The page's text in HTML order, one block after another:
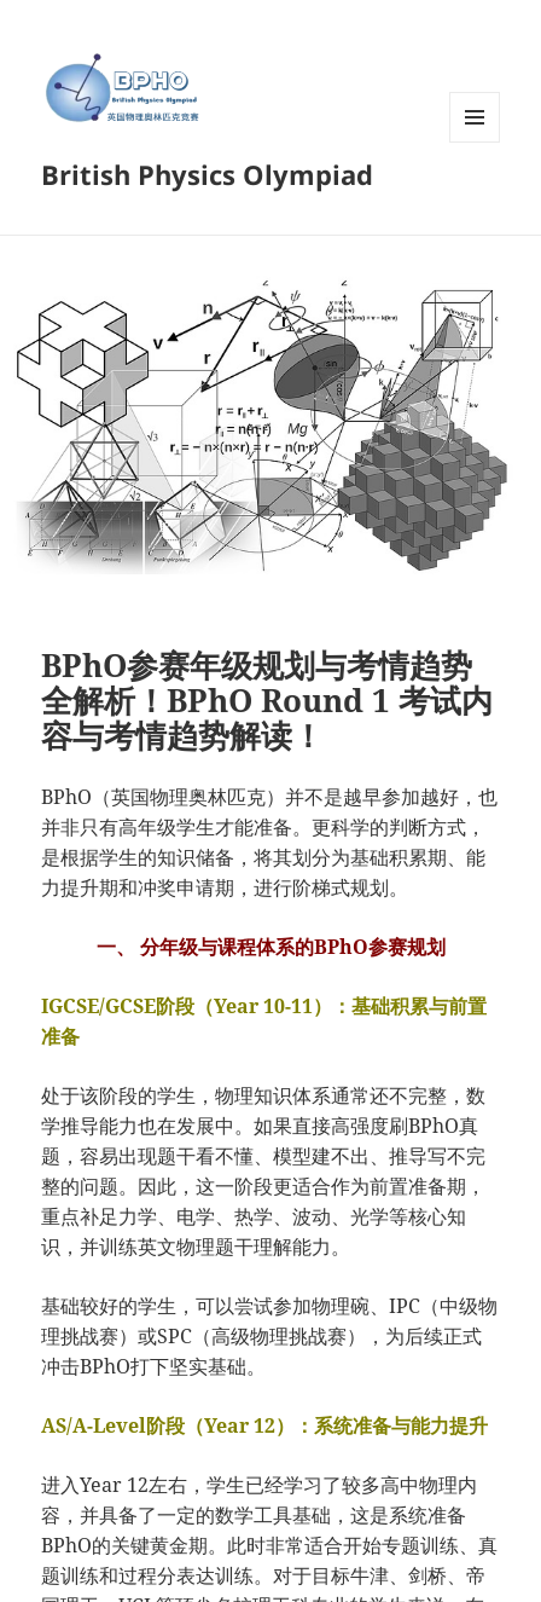
British Physics Olympiad
BPhO参赛年级规划与考情趋势
全解析！BPhO Round 1 考试内
容与考情趋势解读！
BPhO（英国物理奥林匹克）并不是越早参加越好，也
并非只有高年级学生才能准备。更科学的判断方式，
是根据学生的知识储备，将其划分为基础积累期、能
力提升期和冲奖申请期，进行阶梯式规划。
一、 分年级与课程体系的BPhO参赛规划
IGCSE/GCSE阶段（Year 10-11）：基础积累与前置
准备
处于该阶段的学生，物理知识体系通常还不完整，数
学推导能力也在发展中。如果直接高强度刷BPhO真
题，容易出现题干看不懂、模型建不出、推导写不完
整的问题。因此，这一阶段更适合作为前置准备期，
重点补足力学、电学、热学、波动、光学等核心知
识，并训练英文物理题干理解能力。
基础较好的学生，可以尝试参加物理碗、IPC（中级物
理挑战赛）或SPC（高级物理挑战赛），为后续正式
冲击BPhO打下坚实基础。
AS/A-Level阶段（Year 12）：系统准备与能力提升
进入Year 12左右，学生已经学习了较多高中物理内
容，并具备了一定的数学工具基础，这是系统准备
BPhO的关键黄金期。此时非常适合开始专题训练、真
题训练和过程分表达训练。对于目标牛津、剑桥、帝